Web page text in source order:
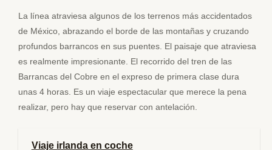
La línea atraviesa algunos de los terrenos más accidentados
de México, abrazando el borde de las montañas y cruzando
profundos barrancos en sus puentes. El paisaje que atraviesa
es realmente impresionante. El recorrido del tren de las
Barrancas del Cobre en el expreso de primera clase dura
unas 4 horas. Es un viaje espectacular que merece la pena
realizar, pero hay que reservar con antelación.
Viaje irlanda en coche